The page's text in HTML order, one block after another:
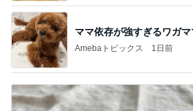
ママ依存が強すぎるワガ
Amebaトピックス 1日前